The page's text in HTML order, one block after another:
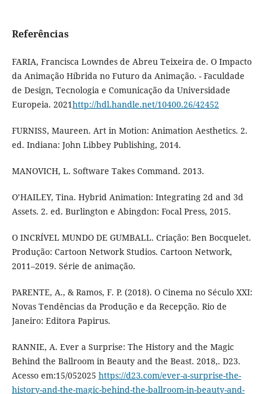
Referências
FARIA, Francisca Lowndes de Abreu Teixeira de. O Impacto
da Animação Híbrida no Futuro da Animação. - Faculdade
de Design, Tecnologia e Comunicação da Universidade
Europeia. 2021http://hdl.handle.net/10400.26/42452
FURNISS, Maureen. Art in Motion: Animation Aesthetics. 2.
ed. Indiana: John Libbey Publishing, 2014.
MANOVICH, L. Software Takes Command. 2013.
O’HAILEY, Tina. Hybrid Animation: Integrating 2d and 3d
Assets. 2. ed. Burlington e Abingdon: Focal Press, 2015.
O INCRÍVEL MUNDO DE GUMBALL. Criação: Ben Bocquelet.
Produção: Cartoon Network Studios. Cartoon Network,
2011–2019. Série de animação.
PARENTE, A., & Ramos, F. P. (2018). O Cinema no Século XXI:
Novas Tendências da Produção e da Recepção. Rio de
Janeiro: Editora Papirus.
RANNIE, A. Ever a Surprise: The History and the Magic
Behind the Ballroom in Beauty and the Beast. 2018,. D23.
Acesso em:15/052025 https://d23.com/ever-a-surprise-the-
history-and-the-magic-behind-the-ballroom-in-beauty-and-